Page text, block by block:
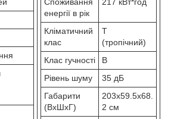
енергії в рік
Кліматичний
клас
T
(тропічний)
Клас гучності
B
Рівень шуму
35 дБ
Габарити
(ВхШхГ)
203x59.5x68.
2 см